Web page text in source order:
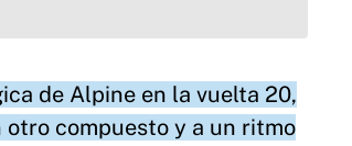
de Alpine en la vuelta 20,
otro compuesto y a un ritmo